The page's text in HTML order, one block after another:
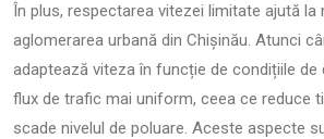
În plus, respectarea vitezei limitate ajută la
aglomerarea urbană din Chișinău. Atunci
adaptează viteza în funcție de condițiile de
flux de trafic mai uniform, ceea ce reduce
scade nivelul de poluare. Aceste aspecte